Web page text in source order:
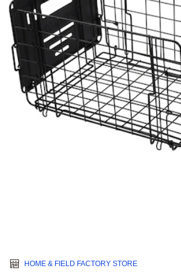
HOME & FIELD FACTORY STORE